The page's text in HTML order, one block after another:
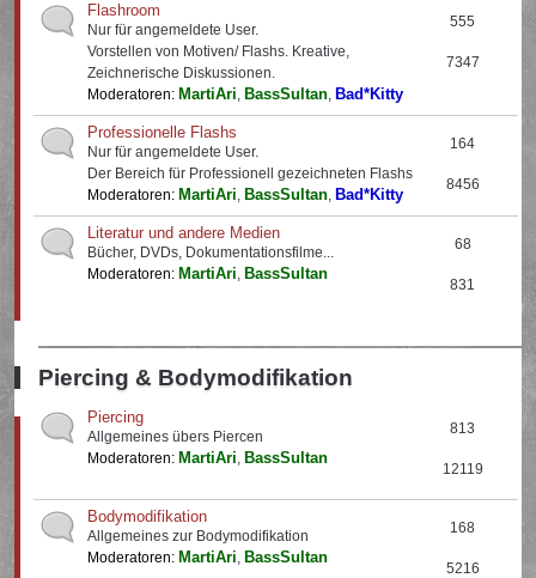
Flashroom
Nur für angemeldete User.
Vorstellen von Motiven/ Flashs. Kreative,
Zeichnerische Diskussionen.
Moderatoren: MartiAri, BassSultan, Bad*Kitty
555
7347
Professionelle Flashs
Nur für angemeldete User.
Der Bereich für Professionell gezeichneten Flashs
Moderatoren: MartiAri, BassSultan, Bad*Kitty
164
8456
Literatur und andere Medien
Bücher, DVDs, Dokumentationsfilme...
Moderatoren: MartiAri, BassSultan
68
831
Piercing & Bodymodifikation
Piercing
Allgemeines übers Piercen
Moderatoren: MartiAri, BassSultan
813
12119
Bodymodifikation
Allgemeines zur Bodymodifikation
Moderatoren: MartiAri, BassSultan
168
5216